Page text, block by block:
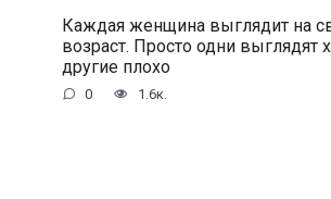
Каждая женщина выглядит на
возраст. Просто одни выглядят
другие плохо
0 1.6к.